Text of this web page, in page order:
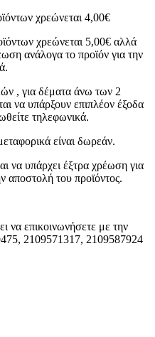
χρεώνεται 4,00€
χρεώνεται 5,00€ αλλά
ανάλογα το προϊόν για την
, για δέματα άνω των 2
να υπάρξουν επιπλέον έξοδα
τηλεφωνικά.
είναι δωρεάν.
να υπάρχει έξτρα χρέωση για
αποστολή του προϊόντος.
να επικοινωνήσετε με την
2109571317, 2109587924